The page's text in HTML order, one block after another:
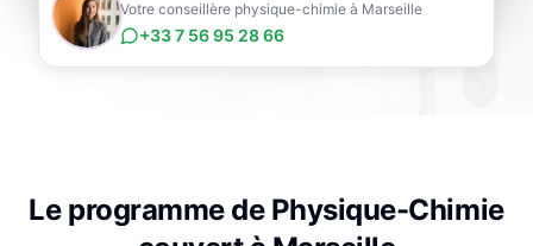
Votre conseillère physique-chimie à Marseille
+33 7 56 95 28 66
Le programme de Physique-Chimie